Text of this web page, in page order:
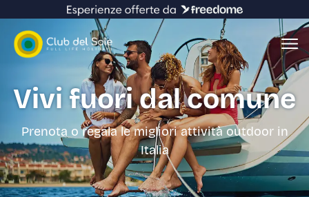
Vivi fuori dal comune
Prenota o regala le migliori attività outdoor in
Italia